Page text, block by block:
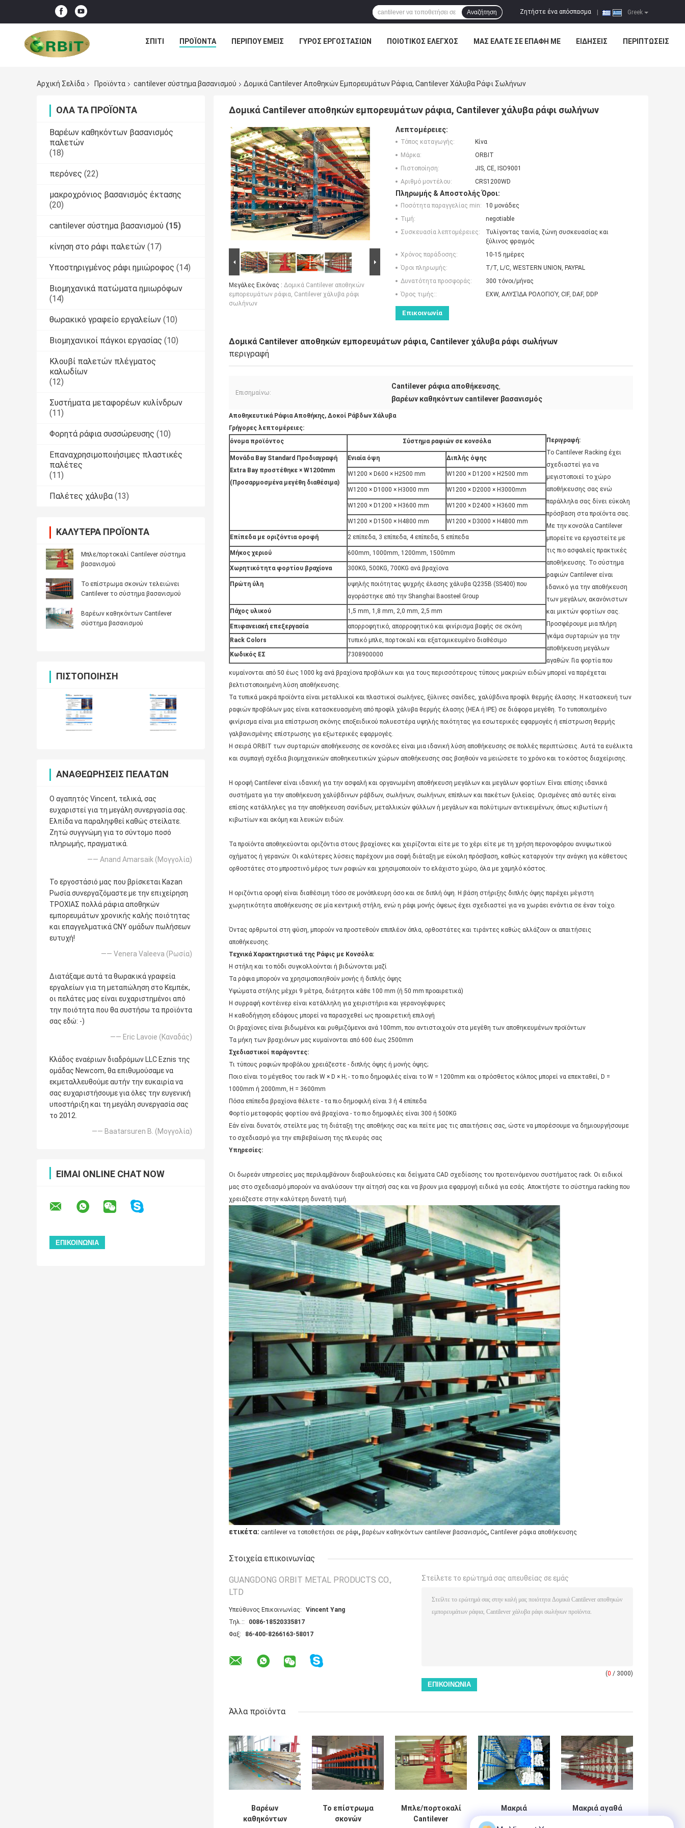
Greek
Ζητήστε ένα απόσπασμα
Αναζήτηση
ΣΠΊΤΙ ΠΡΟΪΌΝΤΑ ΠΕΡΊΠΟΥ ΕΜΕΊΣ ΓΎΡΟΣ ΕΡΓΟΣΤΑΣΊΩΝ ΠΟΙΟΤΙΚΌΣ ΈΛΕΓΧΟΣ ΜΑΣ ΕΛΆΤΕ ΣΕ ΕΠΑΦΉ ΜΕ ΕΙΔΉΣΕΙΣ ΠΕΡΙΠΤΏΣΕΙΣ
Αρχική Σελίδα Προϊόντα cantilever σύστημα βασανισμού Δομικά Cantilever Αποθηκών Εμπορευμάτων Ράφια, Cantilever Χάλυβα Ράφι Σωλήνων
ΌΛΑ ΤΑ ΠΡΟΪΌΝΤΑ
Βαρέων καθηκόντων βασανισμός
παλετών
(18)
περόνες (22)
μακροχρόνιος βασανισμός έκτασης
(20)
cantilever σύστημα βασανισμού (15)
κίνηση στο ράφι παλετών (17)
Υποστηριγμένος ράφι ημιώροφος (14)
Βιομηχανικά πατώματα ημιωρόφων
(14)
θωρακικό γραφείο εργαλείων (10)
Βιομηχανικοί πάγκοι εργασίας (10)
Κλουβί παλετών πλέγματος
καλωδίων
(12)
Συστήματα μεταφορέων κυλίνδρων
(11)
Φορητά ράφια συσσώρευσης (10)
Επαναχρησιμοποιήσιμες πλαστικές
παλέτες
(11)
Παλέτες χάλυβα (13)
ΚΑΛΎΤΕΡΑ ΠΡΟΪΌΝΤΑ
Μπλε/πορτοκαλί Cantilever σύστημα
βασανισμού
Το επίστρωμα σκονών τελειώνει
Cantilever το σύστημα βασανισμού
Βαρέων καθηκόντων Cantilever
σύστημα βασανισμού
ΠΙΣΤΟΠΟΊΗΣΗ
ΑΝΑΘΕΩΡΉΣΕΙΣ ΠΕΛΑΤΏΝ
Ο αγαπητός Vincent, τελικά, σας
ευχαριστεί για τη μεγάλη συνεργασία σας.
Ελπίδα να παραληφθεί καθώς στείλατε.
Ζητώ συγγνώμη για το σύντομο ποσό
πληρωμής, πραγματικά.
—— Anand Amarsaik (Μογγολία)
Το εργοστάσιό μας που βρίσκεται Kazan
Ρωσία συνεργαζόμαστε με την επιχείρηση
ΤΡΟΧΙΑΣ πολλά ράφια αποθηκών
εμπορευμάτων χρονικής καλής ποιότητας
και επαγγελματικά CNY ομάδων πωλήσεων
ευτυχή!
—— Venera Valeeva (Ρωσία)
Διατάξαμε αυτά τα θωρακικά γραφεία
εργαλείων για τη μεταπώληση στο Κεμπέκ,
οι πελάτες μας είναι ευχαριστημένοι από
την ποιότητα που θα συστήσω τα προϊόντα
σας εδώ: -)
—— Eric Lavoie (Καναδάς)
Κλάδος εναέριων διαδρόμων LLC Eznis της
ομάδας Newcom, θα επιθυμούσαμε να
εκμεταλλευθούμε αυτήν την ευκαιρία να
σας ευχαριστήσουμε για όλες την ευγενική
υποστήριξη και τη μεγάλη συνεργασία σας
το 2012.
—— Baatarsuren Β. (Μογγολία)
ΕΊΜΑΙ ONLINE CHAT NOW
Δομικά Cantilever αποθηκών εμπορευμάτων ράφια, Cantilever χάλυβα ράφι σωλήνων
Μεγάλες Εικόνας : Δομικά Cantilever αποθηκών
εμπορευμάτων ράφια, Cantilever χάλυβα ράφι
σωλήνων
Λεπτομέρειες:
Τόπος καταγωγής:
Κίνα
Μάρκα:
ORBIT
Πιστοποίηση:
JIS, CE, ISO9001
Αριθμό μοντέλου:
CRS1200WD
Πληρωμής & Αποστολής Όροι:
Ποσότητα παραγγελίας min:
10 μονάδες
Τιμή:
negotiable
Συσκευασία λεπτομέρειες:
Τυλίγοντας ταινία, ζώνη συσκευασίας και
ξύλινος φραγμός
Χρόνος παράδοσης:
10-15 ημέρες
Όροι πληρωμής:
T/T, L/C, WESTERN UNION, PAYPAL
Δυνατότητα προσφοράς:
300 τόνοι/μήνας
Όρος τιμής::
EXW, ΑΛΥΣΊΔΑ ΡΟΛΟΓΙΟΎ, CIF, DAF, DDP
Επικοινωνία
Δομικά Cantilever αποθηκών εμπορευμάτων ράφια, Cantilever χάλυβα ράφι σωλήνων
περιγραφή
Επισημαίνω:
Cantilever ράφια αποθήκευσης,
βαρέων καθηκόντων cantilever βασανισμός
Αποθηκευτικά Ράφια Αποθήκης, Δοκοί Ράβδων Χάλυβα
Γρήγορες λεπτομέρειες:
όνομα προϊόντος
Σύστημα ραφιών σε κονσόλα
Μονάδα Bay Standard Προδιαγραφή
Extra Bay προστέθηκε × W1200mm
(Προσαρμοσμένα μεγέθη διαθέσιμα)
Ενιαία όψη Διπλής όψης
W1200 × D600 × H2500 mm W1200 × D1200 × H2500 mm
W1200 × D1000 × H3000 mm W1200 × D2000 × H3000mm
W1200 × D1200 × H3600 mm W1200 × D2400 × H3600 mm
W1200 × D1500 × H4800 mm W1200 × D3000 × H4800 mm
Επίπεδα με οριζόντια οροφή 2 επίπεδα, 3 επίπεδα, 4 επίπεδα, 5 επίπεδα
Μήκος χεριού 600mm, 1000mm, 1200mm, 1500mm
Χωρητικότητα φορτίου βραχίονα 300KG, 500KG, 700KG ανά βραχίονα
Πρώτη ύλη
υψηλής ποιότητας ψυχρής έλασης χάλυβα Q235B (SS400) που
αγοράστηκε από την Shanghai Baosteel Group
Πάχος υλικού 1,5 mm, 1,8 mm, 2,0 mm, 2,5 mm
Επιφανειακή επεξεργασία
απορροφητικό, απορροφητικό και φινίρισμα βαφής σε σκόνη
Rack Colors
τυπικό μπλε, πορτοκαλί και εξατομικευμένο διαθέσιμο
Κωδικός ΕΣ
7308900000
Περιγραφή:
Το Cantilever Racking έχει
σχεδιαστεί για να
μεγιστοποιεί το χώρο
αποθήκευσης σας ενώ
παράλληλα σας δίνει εύκολη
πρόσβαση στα προϊόντα σας.
Με την κονσόλα Cantilever
μπορείτε να εργαστείτε με
τις πιο ασφαλείς πρακτικές
αποθήκευσης. Το σύστημα
ραφιών Cantilever είναι
ιδανικό για την αποθήκευση
των μεγάλων, ακανόνιστων
και μικτών φορτίων σας.
Προσφέρουμε μια πλήρη
γκάμα συρταριών για την
αποθήκευση μεγάλων
αγαθών. Για φορτία που
κυμαίνονται από 50 έως 1000 kg ανά βραχίονα προβόλων και για τους περισσότερους τύπους μακριών ειδών μπορεί να παρέχεται
βελτιστοποιημένη λύση αποθήκευσης.
Τα τυπικά μακρά προϊόντα είναι μεταλλικοί και πλαστικοί σωλήνες, ξύλινες σανίδες, χαλύβδινα προφίλ θερμής έλασης. Η κατασκευή των
ραφιών προβόλων μας είναι κατασκευασμένη από προφίλ χάλυβα θερμής έλασης (HEA ή IPE) σε διάφορα μεγέθη. Το τυποποιημένο
φινίρισμα είναι μια επίστρωση σκόνης εποξειδικού πολυεστέρα υψηλής ποιότητας για εσωτερικές εφαρμογές ή επίστρωση θερμής
γαλβανισμένης επίστρωσης για εξωτερικές εφαρμογές.
Η σειρά ORBIT των συρταριών αποθήκευσης σε κονσόλες είναι μια ιδανική λύση αποθήκευσης σε πολλές περιπτώσεις. Αυτά τα ευέλικτα
και συμπαγή σχέδια βιομηχανικών αποθηκευτικών χώρων αποθήκευσης σας βοηθούν να μειώσετε το χρόνο και το κόστος διαχείρισης.
Η οροφή Cantilever είναι ιδανική για την ασφαλή και οργανωμένη αποθήκευση μεγάλων και μεγάλων φορτίων. Είναι επίσης ιδανικά
συστήματα για την αποθήκευση χαλύβδινων ράβδων, σωλήνων, σωλήνων, επίπλων και πακέτων ξυλείας. Ορισμένες από αυτές είναι
επίσης κατάλληλες για την αποθήκευση σανίδων, μεταλλικών φύλλων ή μεγάλων και πολύτιμων αντικειμένων, όπως κιβωτίων ή
κιβωτίων και ακόμη και λευκών ειδών.
Τα προϊόντα αποθηκεύονται οριζόντια στους βραχίονες και χειρίζονται είτε με το χέρι είτε με τη χρήση περονοφόρου ανυψωτικού
οχήματος ή γερανών. Οι καλύτερες λύσεις παρέχουν μια σαφή διάταξη με εύκολη πρόσβαση, καθώς καταργούν την ανάγκη για κάθετους
ορθοστάτες στο μπροστινό μέρος των ραφιών και χρησιμοποιούν το ελάχιστο χώρο, όλα με χαμηλό κόστος.
Η οριζόντια οροφή είναι διαθέσιμη τόσο σε μονόπλευρη όσο και σε διπλή όψη. Η βάση στήριξης διπλής όψης παρέχει μέγιστη
χωρητικότητα αποθήκευσης σε μία κεντρική στήλη, ενώ η ράφι μονής όψεως έχει σχεδιαστεί για να χωράει ενάντια σε έναν τοίχο.
Όντας αρθρωτοί στη φύση, μπορούν να προστεθούν επιπλέον όπλα, ορθοστάτες και τιράντες καθώς αλλάζουν οι απαιτήσεις
αποθήκευσης.
Τεχνικά Χαρακτηριστικά της Ράφις με Κονσόλα:
Η στήλη και το πόδι συγκολλούνται ή βιδώνονται μαζί
Τα ράφια μπορούν να χρησιμοποιηθούν μονής ή διπλής όψης
Υψώματα στήλης μέχρι 9 μέτρα, διάτρητοι κάθε 100 mm (ή 50 mm προαιρετικά)
Η συρραφή κοντέινερ είναι κατάλληλη για χειριστήρια και γερανογέφυρες
Η καθοδήγηση εδάφους μπορεί να παρασχεθεί ως προαιρετική επιλογή
Οι βραχίονες είναι βιδωμένοι και ρυθμιζόμενοι ανά 100mm, που αντιστοιχούν στα μεγέθη των αποθηκευμένων προϊόντων
Τα μήκη των βραχιόνων μας κυμαίνονται από 600 έως 2500mm
Σχεδιαστικοί παράγοντες:
Τι τύπους ραφιών προβόλου χρειάζεστε - διπλής όψης ή μονής όψης;
Ποιο είναι το μέγεθος του rack W × D × H; - το πιο δημοφιλές είναι το W = 1200mm και ο πρόσθετος κόλπος μπορεί να επεκταθεί, D =
1000mm ή 2000mm, H = 3600mm
Πόσα επίπεδα βραχίονα θέλετε - τα πιο δημοφιλή είναι 3 ή 4 επίπεδα
Φορτίο μεταφοράς φορτίου ανά βραχίονα - το πιο δημοφιλές είναι 300 ή 500KG
Εάν είναι δυνατόν, στείλτε μας τη διάταξη της αποθήκης σας και πείτε μας τις απαιτήσεις σας, ώστε να μπορέσουμε να δημιουργήσουμε
το σχεδιασμό για την επιβεβαίωση της πλευράς σας
Υπηρεσίες:
Οι δωρεάν υπηρεσίες μας περιλαμβάνουν διαβουλεύσεις και δείγματα CAD σχεδίασης του προτεινόμενου συστήματος rack. Οι ειδικοί
μας στο σχεδιασμό μπορούν να αναλύσουν την αίτησή σας και να βρουν μια εφαρμογή ειδικά για εσάς. Αποκτήστε το σύστημα racking που
χρειάζεστε στην καλύτερη δυνατή τιμή.
ετικέτα: cantilever να τοποθετήσει σε ράφι, βαρέων καθηκόντων cantilever βασανισμός, Cantilever ράφια αποθήκευσης
Στοιχεία επικοινωνίας
GUANGDONG ORBIT METAL PRODUCTS CO.,
LTD
Υπεύθυνος Επικοινωνίας:
Vincent Yang
Τηλ.::
0086-18520335817
Φαξ:
86-400-8266163-58017
Στείλετε το ερώτημά σας απευθείας σε εμάς
(0 / 3000)
Άλλα προϊόντα
Βαρέων
καθηκόντων
Το επίστρωμα
σκονών
Μπλε/πορτοκαλί
Cantilever
Μακριά
Μακριά αγαθά